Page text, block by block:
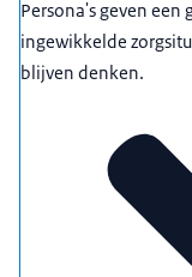
Persona's geven
ingewikkelde
blijven denken.